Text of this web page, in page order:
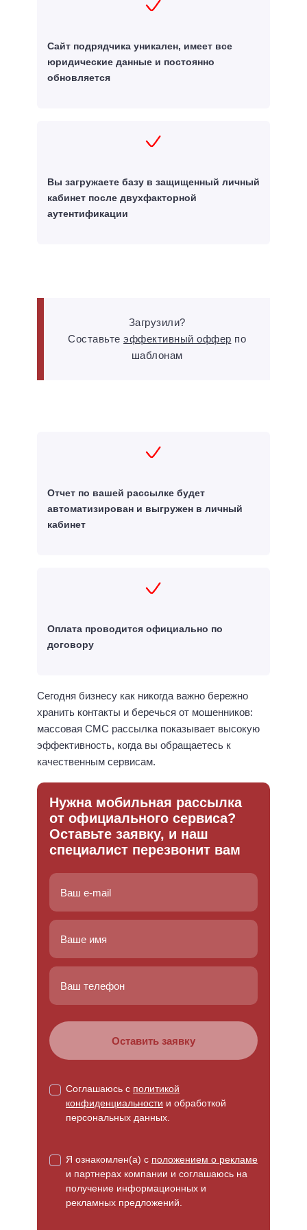
Сайт подрядчика уникален, имеет все
юридические данные и постоянно
обновляется
Вы загружаете базу в защищенный личный
кабинет после двухфакторной
аутентификации
Загрузили?
Составьте эффективный оффер по
шаблонам
Отчет по вашей рассылке будет
автоматизирован и выгружен в личный
кабинет
Оплата проводится официально по
договору
Сегодня бизнесу как никогда важно бережно
хранить контакты и беречься от мошенников:
массовая СМС рассылка показывает высокую
эффективность, когда вы обращаетесь к
качественным сервисам.
Нужна мобильная рассылка
от официального сервиса?
Оставьте заявку, и наш
специалист перезвонит вам
Соглашаюсь с политикой
конфиденциальности и обработкой
персональных данных.
Я ознакомлен(а) с положением о рекламе
и партнерах компании и соглашаюсь на
получение информационных и
рекламных предложений.